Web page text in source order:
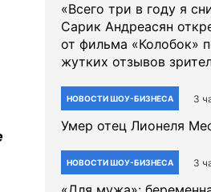
«Всего три в году я
Сарик Андреасян
от фильма «Колобок»
жутких отзывов
НОВОСТИ ШОУ-БИЗНЕСА 3
Умер отец Лионеля
НОВОСТИ ШОУ-БИЗНЕСА 3